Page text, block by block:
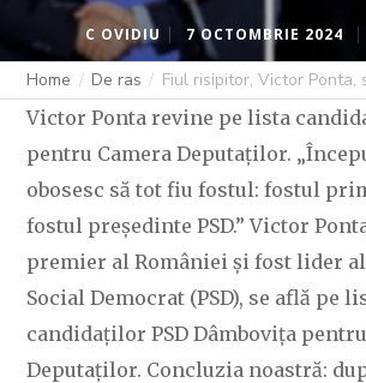
C OVIDIU 7 OCTOMBRIE 2024
Home De ras Fiul risipitor, Victor Ponta,
Victor Ponta revine pe lista
pentru Camera Deputaților.
obosesc să tot fiu fostul: fostul
fostul președinte PSD.” Victor
premier al României și fost lider
Social Democrat (PSD), se află pe
candidaților PSD Dâmbovița
Deputaților. Concluzia noastră: